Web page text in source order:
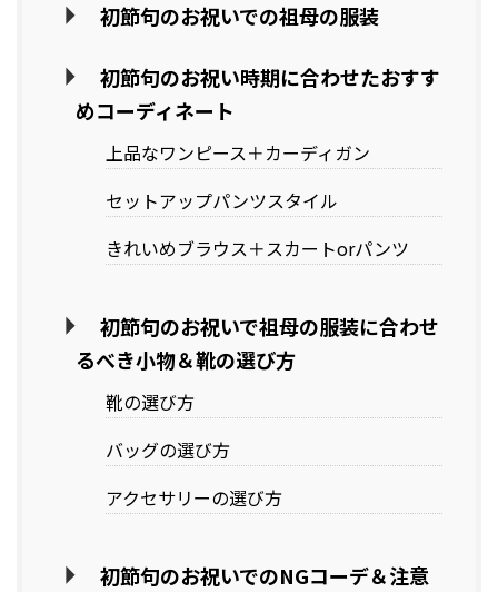
初節句のお祝いでの祖母の服装
初節句のお祝い時期に合わせたおすす
めコーディネート
上品なワンピース＋カーディガン
セットアップパンツスタイル
きれいめブラウス＋スカートorパンツ
初節句のお祝いで祖母の服装に合わせ
るべき小物＆靴の選び方
靴の選び方
バッグの選び方
アクセサリーの選び方
初節句のお祝いでのNGコーデ＆注意